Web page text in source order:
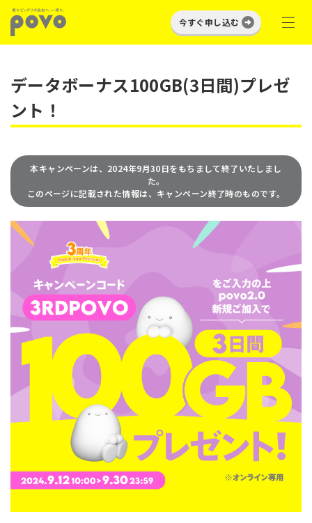
今すぐ申し込む
データボーナス100GB(3日間)プレゼ
ント！
本キャンペーンは、2024年9月30日をもちまして終了いたしまし
た。
このページに記載された情報は、キャンペーン終了時のものです。